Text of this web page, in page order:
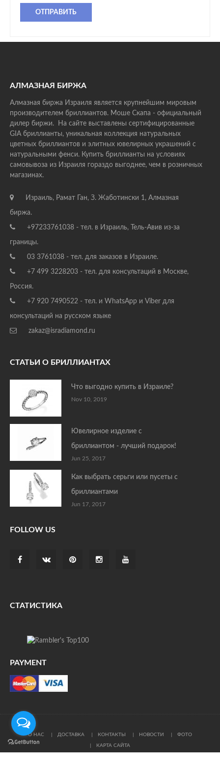
ОТПРАВИТЬ
АЛМАЗНАЯ БИРЖА
Алмазная биржа Израиля является крупнейшим мировым
производителем бриллиантов. Моше Скапа - официальный
дилер биржи. На сайте выставлены сертифицированные
GIA бриллианты, уникальная коллекция натуральных
цветных бриллиантов и элитных ювелирных украшений с
натуральными фенси. Купить бриллианты на условиях
самовывоза из Израиля гораздо выгоднее, чем в розничных
магазинах.
Израиль, Рамат Ган, З. Жаботински 1, Алмазная
биржа.
+97233761038 - тел. в Израиль, Тель-Авив из-за
границы.
03 3761038 - тел. для заказов в Израиле.
+7 499 3228203 - тел. для консультаций в Москве,
Россия.
+7 920 7490522 - тел. и WhatsApp и Viber для
консультаций на русском языке
zakaz@isradiamond.ru
СТАТЬИ О БРИЛЛИАНТАХ
Что выгодно купить в Израиле?
Nov 10, 2019
Ювелирное изделие с
бриллиантом - лучший подарок!
Jun 25, 2017
Как выбрать серьги или пусеты с
бриллиантами
Jun 17, 2017
FOLLOW US
СТАТИСТИКА
PAYMENT
О НАС ДОСТАВКА КОНТАКТЫ НОВОСТИ ФОТО
КАРТА САЙТА